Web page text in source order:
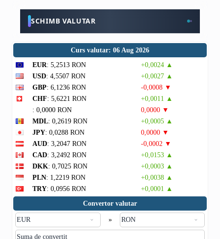
SCHIMB VALUTAR
Curs valutar: 06 Aug 2026
EUR: 5,2513 RON
+0,0024 ▲
USD: 4,5507 RON
+0,0027 ▲
GBP: 6,1236 RON
-0,0008 ▼
CHF: 5,6221 RON
+0,0011 ▲
: 0,0000 RON
0,0000 ▼
MDL: 0,2619 RON
+0,0005 ▲
JPY: 0,0288 RON
0,0000 ▼
AUD: 3,2047 RON
-0,0002 ▼
CAD: 3,2492 RON
+0,0153 ▲
DKK: 0,7025 RON
+0,0003 ▲
PLN: 1,2219 RON
+0,0038 ▲
TRY: 0,0956 RON
+0,0001 ▲
Convertor valutar
»